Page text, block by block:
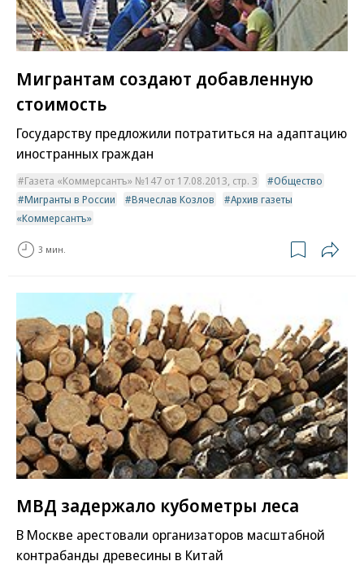
Мигрантам создают добавленную
стоимость
Государству предложили потратиться на адаптацию
иностранных граждан
Газета «Коммерсантъ» №147 от 17.08.2013, стр. 3
Общество
Мигранты в России
Вячеслав Козлов
Архив газеты
«Коммерсантъ»
3 мин.
МВД задержало кубометры леса
В Москве арестовали организаторов масштабной
контрабанды древесины в Китай